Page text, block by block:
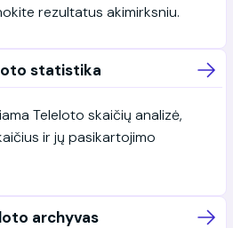
rezultatus akimirksniu.
statistika
Teleloto skaičių analizė,
ir jų pasikartojimo
archyvas